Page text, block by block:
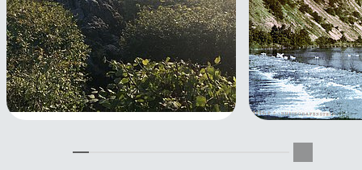
Über den
Rotenfels